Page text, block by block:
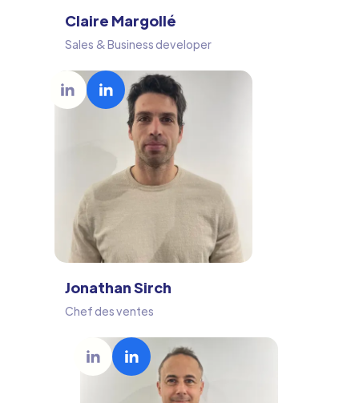
Claire Margollé
Sales & Business developer
Jonathan Sirch
Chef des ventes